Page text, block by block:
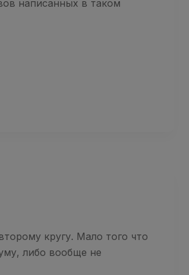
написанных в таком
кругу. Мало того что
либо вообще не